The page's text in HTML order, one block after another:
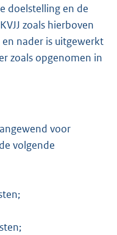
doelstelling en de
zoals hierboven
nader is uitgewerkt
zoals opgenomen in
voor
volgende